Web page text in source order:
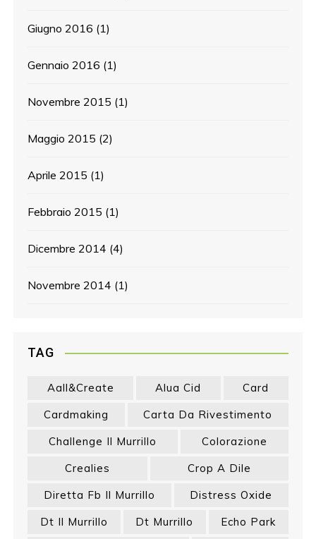
Giugno 2016 (1)
Gennaio 2016 (1)
Novembre 2015 (1)
Maggio 2015 (2)
Aprile 2015 (1)
Febbraio 2015 (1)
Dicembre 2014 (4)
Novembre 2014 (1)
TAG
Aall&create Alua Cid
Card
Cardmaking
Carta Da Rivestimento
Challenge Il Murrillo
Colorazione
Crealies
Crop A Dile
Diretta Fb Il Murrillo
Distress Oxide
Dt Il Murrillo
Dt Murrillo
Echo Park